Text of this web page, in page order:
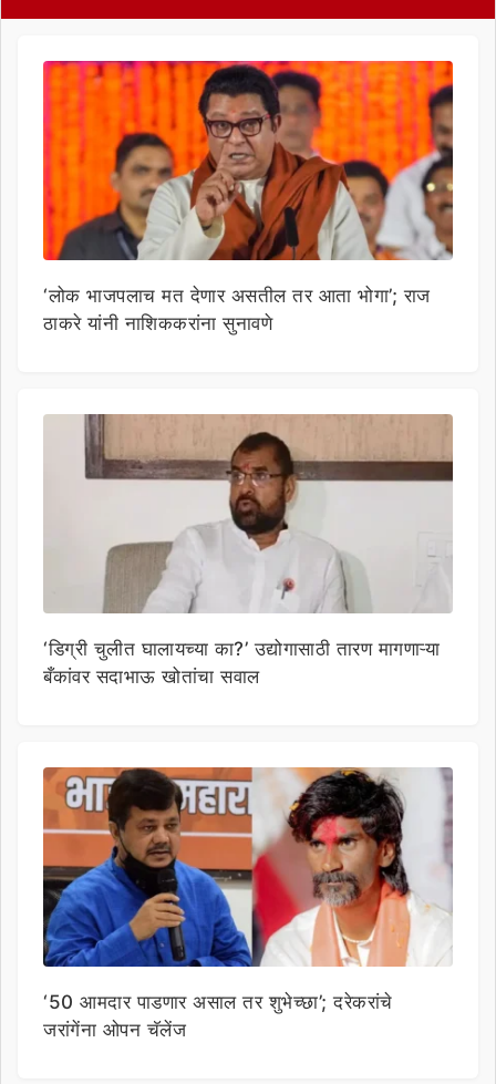
‘लोक भाजपलाच मत देणार असतील तर आता भोगा’; राज
ठाकरे यांनी नाशिककरांना सुनावणे
‘डिग्री चुलीत घालायच्या का?’ उद्योगासाठी तारण मागणाऱ्या
बँकांवर सदाभाऊ खोतांचा सवाल
‘50 आमदार पाडणार असाल तर शुभेच्छा’; दरेकरांचे
जरांगेंना ओपन चॅलेंज